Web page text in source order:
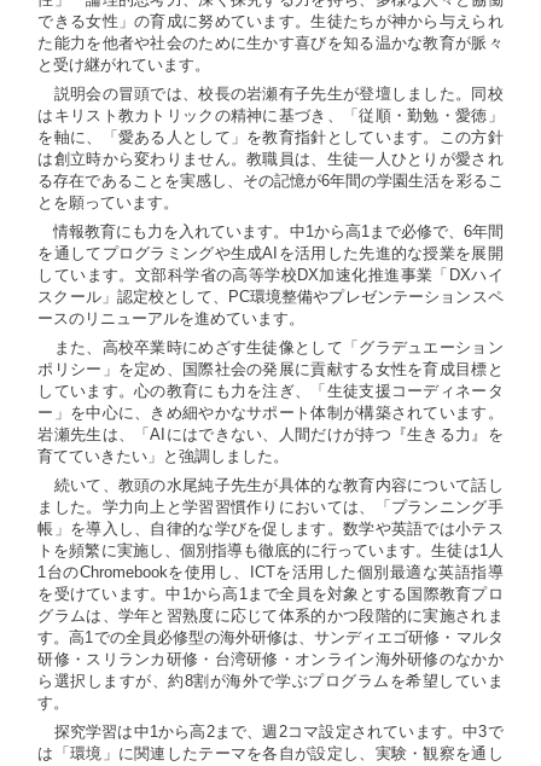
できる女性」の育成に努めています。生徒たちが神から与えられ
た能力を他者や社会のために生かす喜びを知る温かな教育が脈々
と受け継がれています。
説明会の冒頭では、校長の岩瀬有子先生が登壇しました。同校
はキリスト教カトリックの精神に基づき、「従順・勤勉・愛徳」
を軸に、「愛ある人として」を教育指針としています。この方針
は創立時から変わりません。教職員は、生徒一人ひとりが愛され
る存在であることを実感し、その記憶が6年間の学園生活を彩るこ
とを願っています。
情報教育にも力を入れています。中1から高1まで必修で、6年間
を通してプログラミングや生成AIを活用した先進的な授業を展開
しています。文部科学省の高等学校DX加速化推進事業「DXハイ
スクール」認定校として、PC環境整備やプレゼンテーションスペ
ースのリニューアルを進めています。
また、高校卒業時にめざす生徒像として「グラデュエーション
ポリシー」を定め、国際社会の発展に貢献する女性を育成目標と
しています。心の教育にも力を注ぎ、「生徒支援コーディネータ
ー」を中心に、きめ細やかなサポート体制が構築されています。
岩瀬先生は、「AIにはできない、人間だけが持つ『生きる力』を
育てていきたい」と強調しました。
続いて、教頭の水尾純子先生が具体的な教育内容について話し
ました。学力向上と学習習慣作りにおいては、「プランニング手
帳」を導入し、自律的な学びを促します。数学や英語では小テス
トを頻繁に実施し、個別指導も徹底的に行っています。生徒は1人
1台のChromebookを使用し、ICTを活用した個別最適な英語指導
を受けています。中1から高1まで全員を対象とする国際教育プロ
グラムは、学年と習熟度に応じて体系的かつ段階的に実施されま
す。高1での全員必修型の海外研修は、サンディエゴ研修・マルタ
研修・スリランカ研修・台湾研修・オンライン海外研修のなかか
ら選択しますが、約8割が海外で学ぶプログラムを希望していま
す。
探究学習は中1から高2まで、週2コマ設定されています。中3で
は「環境」に関連したテーマを各自が設定し、実験・観察を通し